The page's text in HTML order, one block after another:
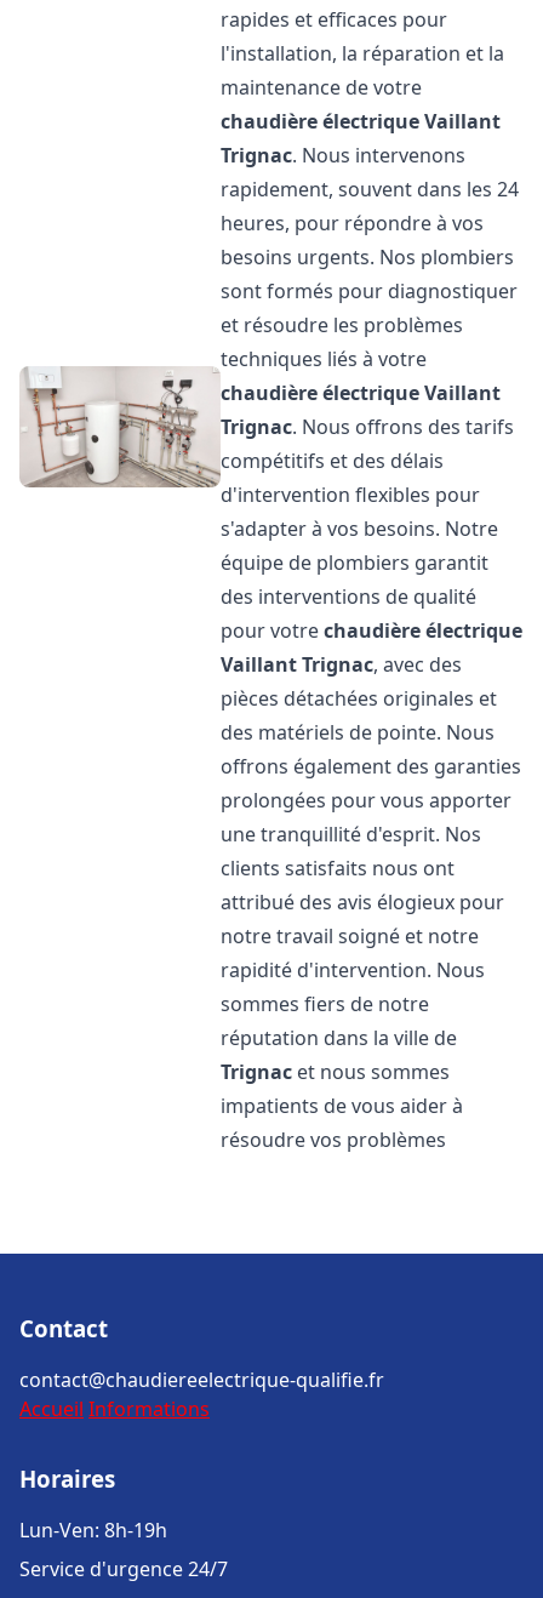
rapides et efficaces pour
l'installation, la réparation et la
maintenance de votre
chaudière électrique Vaillant
Trignac. Nous intervenons
rapidement, souvent dans les 24
heures, pour répondre à vos
besoins urgents. Nos plombiers
sont formés pour diagnostiquer
et résoudre les problèmes
techniques liés à votre
chaudière électrique Vaillant
Trignac. Nous offrons des tarifs
compétitifs et des délais
d'intervention flexibles pour
s'adapter à vos besoins. Notre
équipe de plombiers garantit
des interventions de qualité
pour votrechaudière électrique
VaillantTrignac, avec des
pièces détachées originales et
des matériels de pointe. Nous
offrons également des garanties
prolongées pour vous apporter
une tranquillité d'esprit. Nos
clients satisfaits nous ont
attribué des avis élogieux pour
notre travail soigné et notre
rapidité d'intervention. Nous
sommes fiers de notre
réputation dans la ville de
Trignac et nous sommes
impatients de vous aider à
résoudre vos problèmes
Contact
contact@chaudiereelectrique-qualifie.fr
Accueil Informations
Horaires
Lun-Ven: 8h-19h
Service d'urgence 24/7